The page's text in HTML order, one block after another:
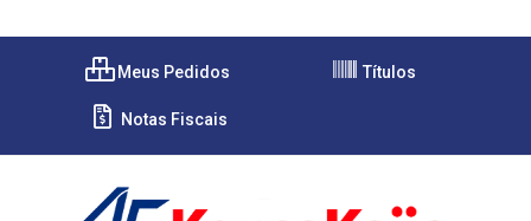
Meus Pedidos Títulos
Notas Fiscais